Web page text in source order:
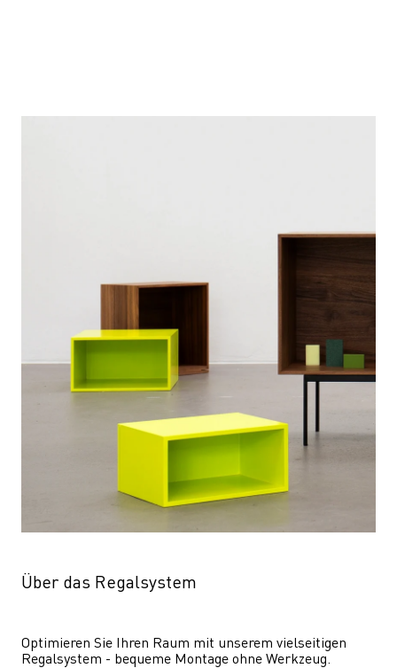
Über das Regalsystem
Optimieren Sie Ihren Raum mit unserem vielseitigen
Regalsystem - bequeme Montage ohne Werkzeug.